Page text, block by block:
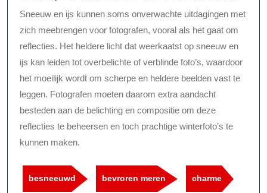
Sneeuw en ijs kunnen soms onverwachte uitdagingen met
zich meebrengen voor fotografen, vooral als het gaat om
reflecties. Het heldere licht dat weerkaatst op sneeuw en
ijs kan leiden tot overbelichte of verblinde foto’s, waardoor
het moeilijk wordt om scherpe en heldere beelden vast te
leggen. Fotografen moeten daarom extra aandacht
besteden aan de belichting en compositie om deze
reflecties te beheersen en toch prachtige winterfoto’s te
kunnen maken.
besneeuwd bevroren meren charme